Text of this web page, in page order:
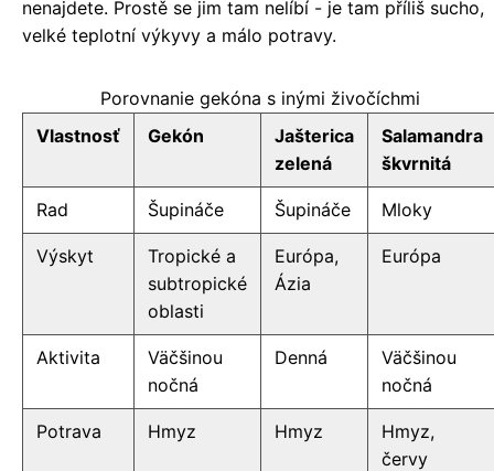
nenajdete. Prostě se jim tam nelíbí - je tam příliš sucho,
velké teplotní výkyvy a málo potravy.
Porovnanie gekóna s inými živočíchmi
Vlastnosť
Gekón
Jašterica
zelená
Salamandra
škvrnitá
Rad Šupináče Šupináče Mloky
Výskyt
Tropické a
subtropické
oblasti
Európa,
Ázia
Európa
Aktivita
Väčšinou
nočná
Denná
Väčšinou
nočná
Potrava Hmyz Hmyz
Hmyz,
červy